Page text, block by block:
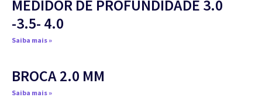
MEDIDOR DE PROFUNDIDADE 3.0
-3.5- 4.0
Saiba mais »
BROCA 2.0 MM
Saiba mais »